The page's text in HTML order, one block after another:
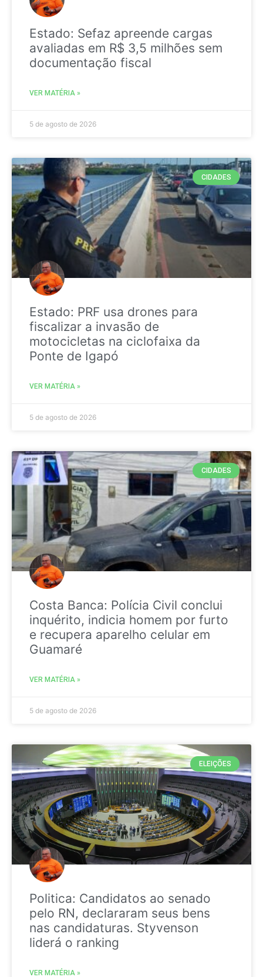
Estado: Sefaz apreende cargas
avaliadas em R$ 3,5 milhões sem
documentação fiscal
VER MATÉRIA »
5 de agosto de 2026
CIDADES
Estado: PRF usa drones para
fiscalizar a invasão de
motocicletas na ciclofaixa da
Ponte de Igapó
VER MATÉRIA »
5 de agosto de 2026
CIDADES
Costa Banca: Polícia Civil conclui
inquérito, indicia homem por furto
e recupera aparelho celular em
Guamaré
VER MATÉRIA »
5 de agosto de 2026
ELEIÇÕES
Politica: Candidatos ao senado
pelo RN, declararam seus bens
nas candidaturas. Styvenson
liderá o ranking
VER MATÉRIA »